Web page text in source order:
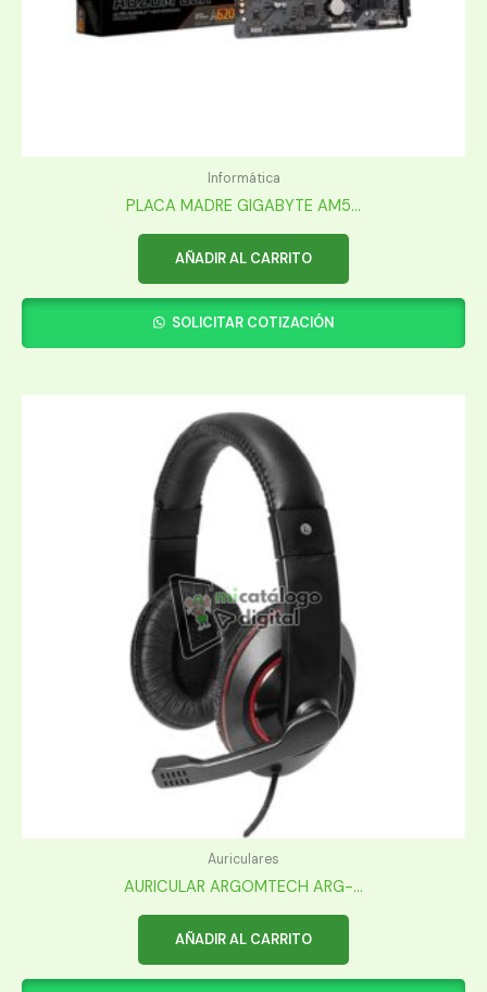
Informática
PLACA MADRE GIGABYTE AM5...
AÑADIR AL CARRITO
SOLICITAR COTIZACIÓN
Auriculares
AURICULAR ARGOMTECH ARG-...
AÑADIR AL CARRITO